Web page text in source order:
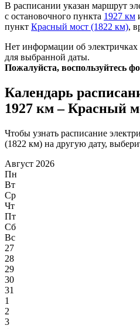
В расписании указан маршрут
с остановочного пункта 1927 км
пункт Красный мост (1822 км),
Нет информации об
для выбранной даты.
Пожалуйста, воспользуйтесь
Календарь
1927 км – Красный
Чтобы узнать расписание
(1822 км) на другую дату,
Август 2026
Пн
Вт
Ср
Чт
Пт
Сб
Вс
27
28
29
30
31
1
2
3